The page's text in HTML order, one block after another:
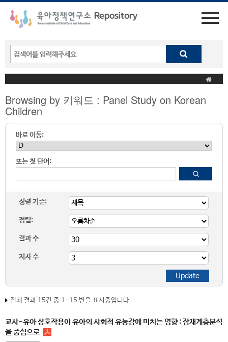
Browsing by 키워드 : Panel Study on Korean
Children
바로 이동:
또는 첫 단어:
정렬 기준:
정렬:
결과 수
저자 수
전체 결과 15건 중 1-15 번을 표시중입니다.
교사-유아 상호작용이 유아의 사회적 유능감에 미치는 영향 : 잠재계층분석
을 중심으로